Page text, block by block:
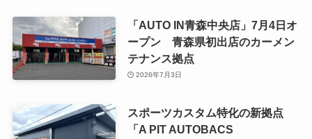
「AUTO IN青森中央店」7月4日オ
ープン 青森県初出店のカーメン
テナンス拠点
2026年7月3日
スポーツカスタム特化の新拠点
「A PIT AUTOBACS